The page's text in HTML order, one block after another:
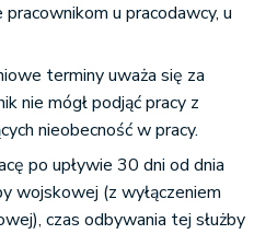
pracownikom u pracodawcy, u
terminy uważa się za
nie mógł podjąć pracy z
nieobecność w pracy.
po upływie 30 dni od dnia
wojskowej (z wyłączeniem
czas odbywania tej służby